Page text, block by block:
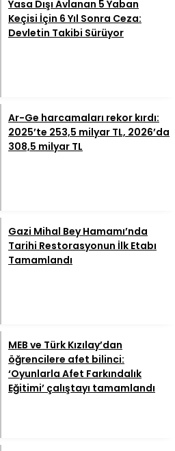
Yasa Dışı Avlanan 5 Yaban
Keçisi İçin 6 Yıl Sonra Ceza:
Devletin Takibi Sürüyor
Ar-Ge harcamaları rekor kırdı:
2025’te 253,5 milyar TL, 2026’da
308,5 milyar TL
Gazi Mihal Bey Hamamı’nda
Tarihi Restorasyonun İlk Etabı
Tamamlandı
MEB ve Türk Kızılay’dan
öğrencilere afet bilinci:
‘Oyunlarla Afet Farkındalık
Eğitimi’ çalıştayı tamamlandı